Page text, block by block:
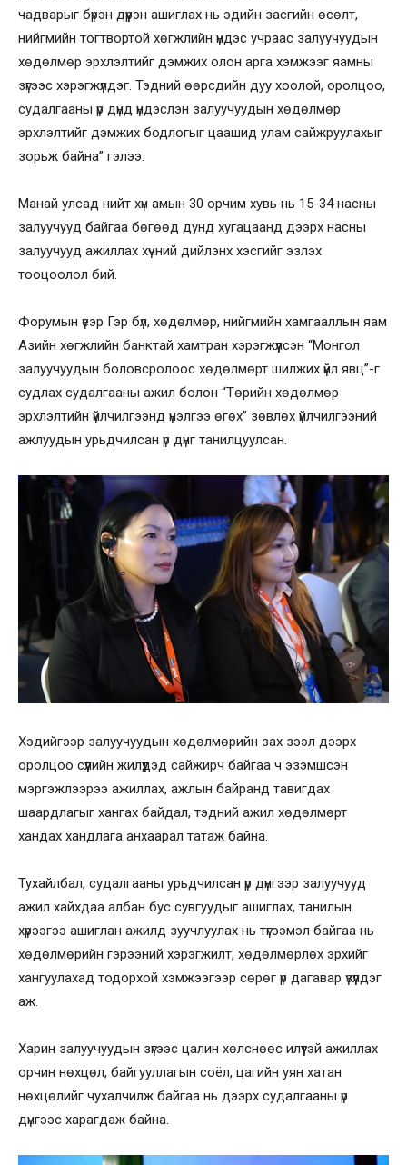
чадварыг бүрэн дүүрэн ашиглах нь эдийн засгийн өсөлт,
нийгмийн тогтвортой хөгжлийн үндэс учраас залуучуудын
хөдөлмөр эрхлэлтийг дэмжих олон арга хэмжээг яамны
зүгээс хэрэгжүүлдэг. Тэдний өөрсдийн дуу хоолой, оролцоо,
судалгааны үр дүнд үндэслэн залуучуудын хөдөлмөр
эрхлэлтийг дэмжих бодлогыг цаашид улам сайжруулахыг
зорьж байна” гэлээ.
Манай улсад нийт хүн амын 30 орчим хувь нь 15-34 насны
залуучууд байгаа бөгөөд дунд хугацаанд дээрх насны
залуучууд ажиллах хүчний дийлэнх хэсгийг эзлэх
тооцоолол бий.
Форумын үеэр Гэр бүл, хөдөлмөр, нийгмийн хамгааллын яам
Азийн хөгжлийн банктай хамтран хэрэгжүүлсэн “Монгол
залуучуудын боловсролоос хөдөлмөрт шилжих үйл явц”-г
судлах судалгааны ажил болон “Төрийн хөдөлмөр
эрхлэлтийн үйлчилгээнд үнэлгээ өгөх” зөвлөх үйлчилгээний
ажлуудын урьдчилсан үр дүнг танилцуулсан.
Хэдийгээр залуучуудын хөдөлмөрийн зах зээл дээрх
оролцоо сүүлийн жилүүдэд сайжирч байгаа ч эзэмшсэн
мэргэжлээрээ ажиллах, ажлын байранд тавигдах
шаардлагыг хангах байдал, тэдний ажил хөдөлмөрт
хандах хандлага анхаарал татаж байна.
Тухайлбал, судалгааны урьдчилсан үр дүнгээр залуучууд
ажил хайхдаа албан бус сувгуудыг ашиглах, танилын
хүрээгээ ашиглан ажилд зуучлуулах нь түгээмэл байгаа нь
хөдөлмөрийн гэрээний хэрэгжилт, хөдөлмөрлөх эрхийг
хангуулахад тодорхой хэмжээгээр сөрөг үр дагавар үзүүлдэг
аж.
Харин залуучуудын зүгээс цалин хөлснөөс илүүтэй ажиллах
орчин нөхцөл, байгууллагын соёл, цагийн уян хатан
нөхцөлийг чухалчилж байгаа нь дээрх судалгааны үр
дүнгээс харагдаж байна.